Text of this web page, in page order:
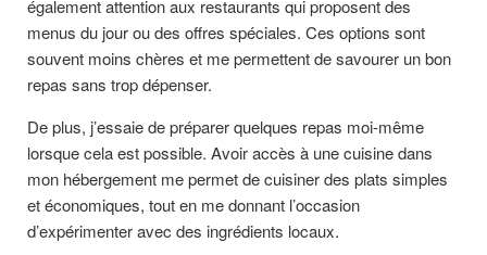
également attention aux restaurants qui proposent des
menus du jour ou des offres spéciales. Ces options sont
souvent moins chères et me permettent de savourer un bon
repas sans trop dépenser.
De plus, j’essaie de préparer quelques repas moi-même
lorsque cela est possible. Avoir accès à une cuisine dans
mon hébergement me permet de cuisiner des plats simples
et économiques, tout en me donnant l’occasion
d’expérimenter avec des ingrédients locaux.